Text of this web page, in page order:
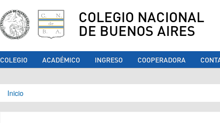
COLEGIO NACIONAL
DE BUENOS AIRES
COLEGIO ACADÉMICO INGRESO COOPERADORA
Se encuentra usted aquí
Inicio